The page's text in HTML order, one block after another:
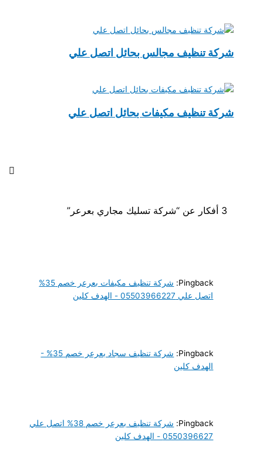
شركة تنظيف مجالس بحائل اتصل علي
شركة تنظيف مكيفات بحائل اتصل علي
3 أفكار عن “شركة تسليك مجاري بعرعر”
Pingback:
شركة تنظيف مكيفات بعرعر خصم 35%
اتصل علي 05503966227 - الهدف كلين
Pingback:
شركة تنظيف سجاد بعرعر خصم 35% -
الهدف كلين
Pingback:
شركة تنظيف بعرعر خصم 38% اتصل علي
0550396627 - الهدف كلين